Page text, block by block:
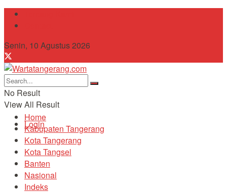
Senin, 10 Agustus 2026
No Result
View All Result
Login
Home
Kabupaten Tangerang
Kota Tangerang
Kota Tangsel
Banten
Nasional
Indeks